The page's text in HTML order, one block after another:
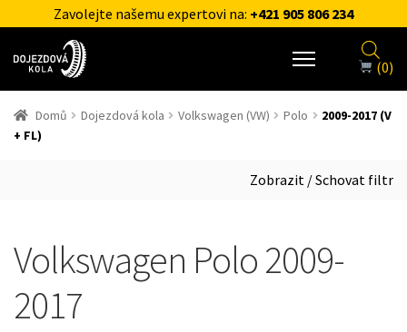
Zavolejte našemu expertovi na: +421 905 806 234
(0)
Domů Dojezdová kola Volkswagen (VW) Polo
2009-2017 (V
+ FL)
Zobrazit / Schovat filtr
Volkswagen Polo 2009-
2017